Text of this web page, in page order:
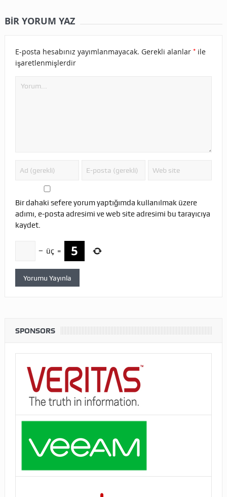
BIR YORUM YAZ
E-posta hesabınız yayımlanmayacak. Gerekli alanlar *ile
işaretlenmişlerdir
Bir dahaki sefere yorum yaptığımda kullanılmak üzere
adımı, e-posta adresimi ve web site adresimi bu tarayıcıya
kaydet.
− üç =
SPONSORS